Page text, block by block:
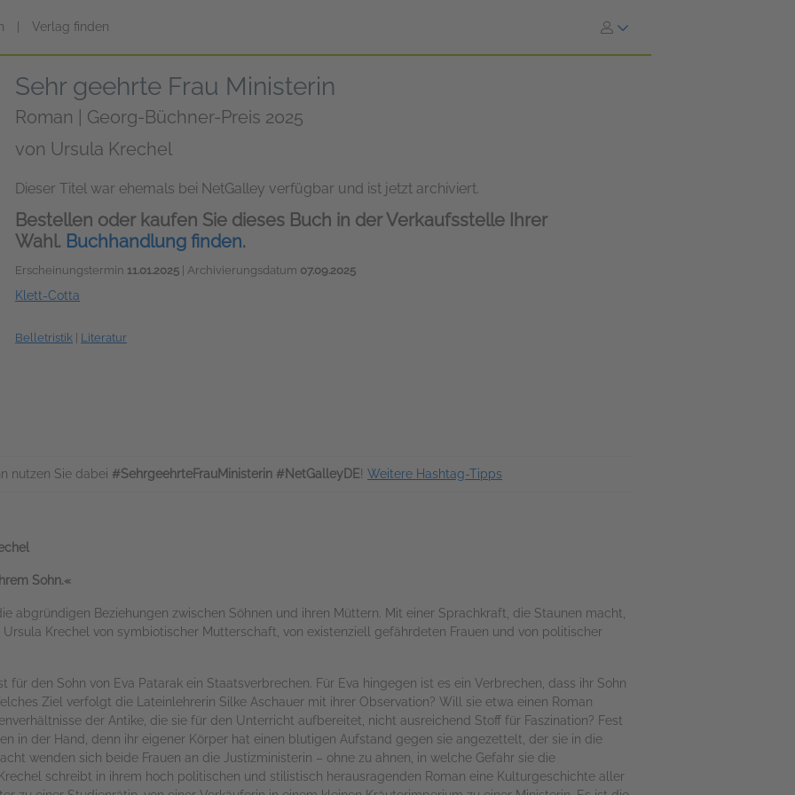
Verlag finden
Sehr geehrte Frau Ministerin
Roman | Georg-Büchner-Preis 2025
von Ursula Krechel
Dieser Titel war ehemals bei NetGalley verfügbar und ist jetzt archiviert.
Bestellen oder kaufen Sie dieses Buch in der Verkaufsstelle Ihrer
Wahl. Buchhandlung finden.
Erscheinungstermin 11.01.2025 | Archivierungsdatum 07.09.2025
Klett-Cotta
Belletristik Literatur
nutzen Sie dabei #SehrgeehrteFrauMinisterin #NetGalleyDE! Weitere Hashtag-Tipps
Sohn.«
abgründigen Beziehungen zwischen Söhnen und ihren Müttern. Mit einer Sprachkraft, die Staunen macht,
Krechel von symbiotischer Mutterschaft, von existenziell gefährdeten Frauen und von politischer
für den Sohn von Eva Patarak ein Staatsverbrechen. Für Eva hingegen ist es ein Verbrechen, dass ihr Sohn
Ziel verfolgt die Lateinlehrerin Silke Aschauer mit ihrer Observation? Will sie etwa einen Roman
der Antike, die sie für den Unterricht aufbereitet, nicht ausreichend Stoff für Faszination? Fest
in der Hand, denn ihr eigener Körper hat einen blutigen Aufstand gegen sie angezettelt, der sie in die
wenden sich beide Frauen an die Justizministerin – ohne zu ahnen, in welche Gefahr sie die
schreibt in ihrem hoch politischen und stilistisch herausragenden Roman eine Kulturgeschichte aller